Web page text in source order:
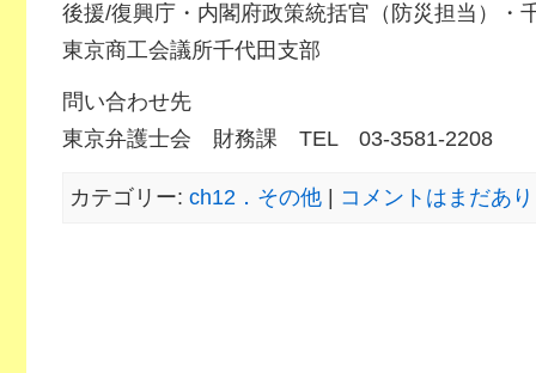
後援/復興庁・内閣府政策統括官（防災担当）・
東京商工会議所千代田支部
問い合わせ先
東京弁護士会 財務課 TEL 03-3581-2208
カテゴリー: ch12．その他| コメントはまだあ